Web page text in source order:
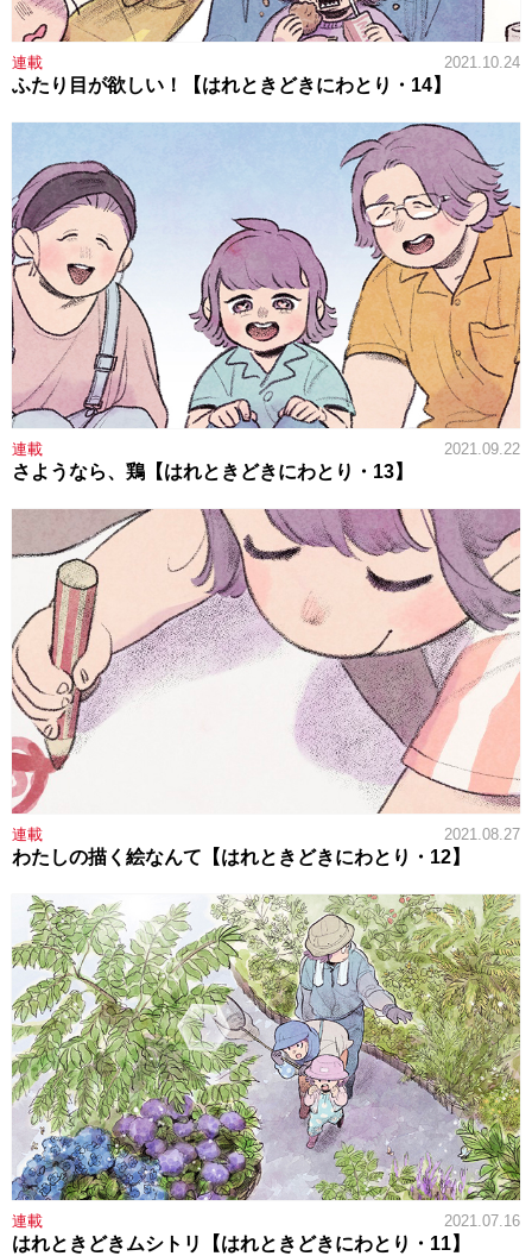
連載 2021.10.24
ふたり目が欲しい！【はれときどきにわとり・14】
連載 2021.09.22
さようなら、鶏【はれときどきにわとり・13】
連載 2021.08.27
わたしの描く絵なんて【はれときどきにわとり・12】
連載 2021.07.16
はれときどきムシトリ【はれときどきにわとり・11】